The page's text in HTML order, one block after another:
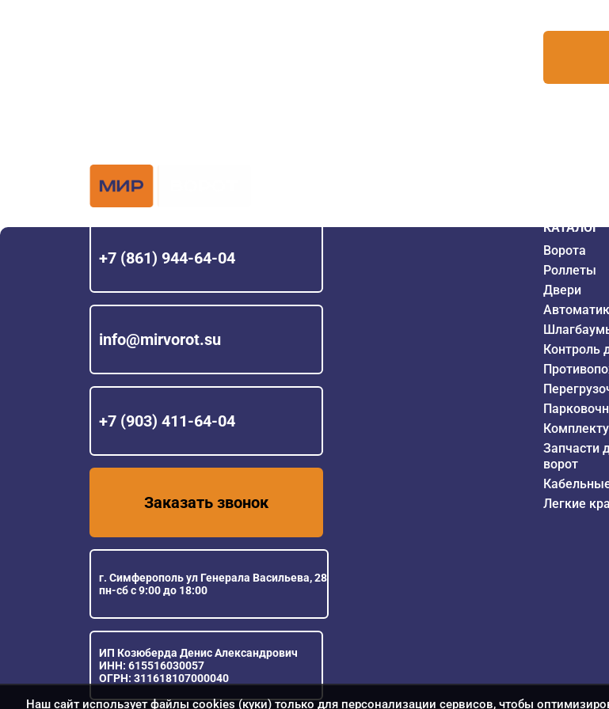
+7 (861) 944-64-04
info@mirvorot.su
+7 (903) 411-64-04
Заказать звонок
г. Симферополь ул Генерала Васильева, 28
пн-сб с 9:00 до 18:00
ИП Козюберда Денис Александрович
ИНН: 615516030057
ОГРН: 311618107000040
КАТАЛОГ
Ворота
Роллеты
Двери
Контроль
Запчасти
ворот
Легкие
Наш сайт использует файлы cookies (куки) только для персонализации сервисов, чтобы